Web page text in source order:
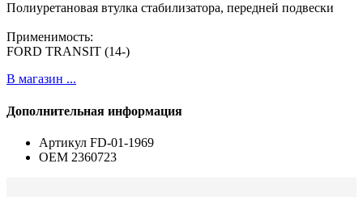
Полиуретановая втулка стабилизатора, передней подвески
Применимость:
FORD TRANSIT (14-)
В магазин ...
Дополнительная информация
Артикул FD-01-1969
ОЕМ 2360723